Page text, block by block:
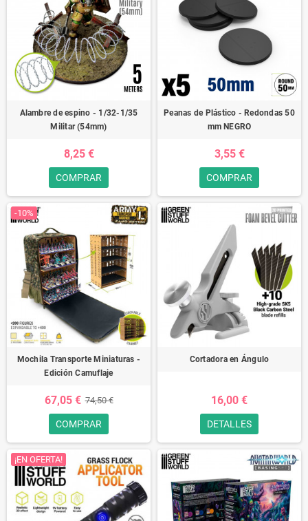
Alambre de espino - 1/32-1/35
Militar (54mm)
8,25 €
COMPRAR
Peanas de Plástico - Redondas 50
mm NEGRO
3,55 €
COMPRAR
-10%
Mochila Transporte Miniaturas -
Edición Camuflaje
67,05 € 74,50 €
COMPRAR
Cortadora en Ángulo
16,00 €
DETALLES
¡EN OFERTA!